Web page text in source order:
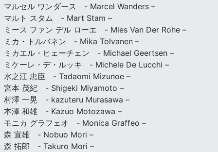
マルセル ワンダース - Marcel Wanders –
マルト スタム - Mart Stam –
ミース ファン デル ローエ - Mies Van Der Rohe –
ミカ・トルバネン - Mika Tolvanen –
ミカエル・ヒェーチェン - Michael Geertsen –
ミケーレ・デ・ルッキ - Michele De Lucchi –
水之江 忠臣 - Tadaomi Mizunoe –
宮本 茂紀 - Shigeki Miyamoto –
村澤 一晃 - kazuteru Murasawa –
本澤 和雄 - Kazuo Motozawa –
モニカ グラフェオ - Monica Graffeo –
森 宣雄 - Nobuo Mori –
森 拓郎 - Takuro Mori –